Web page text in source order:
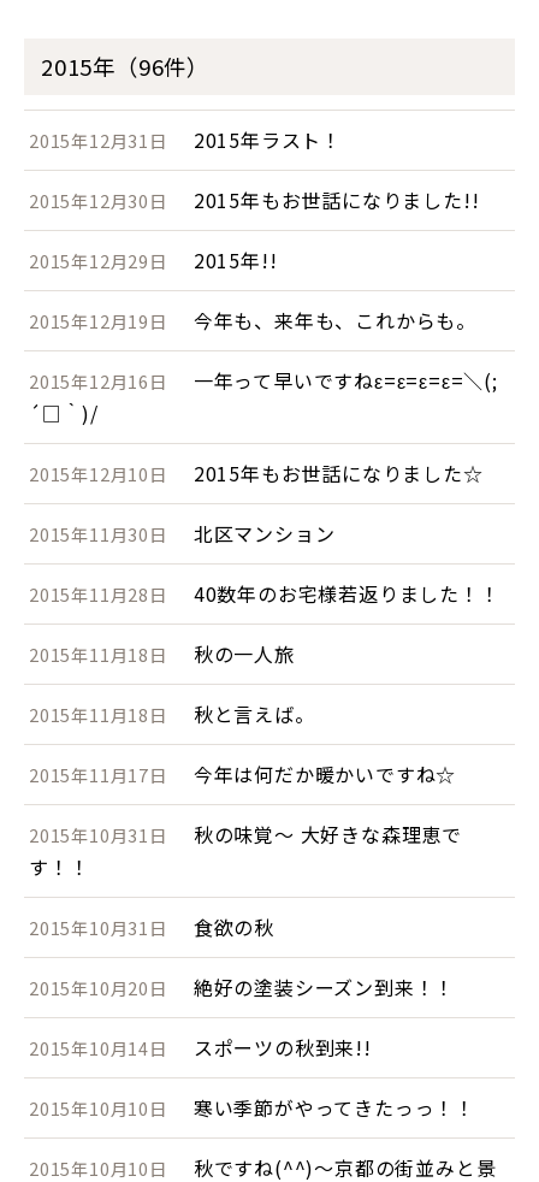
2015年（96件）
2015年12月31日 2015年ラスト！
2015年12月30日 2015年もお世話になりました!!
2015年12月29日 2015年!!
2015年12月19日 今年も、来年も、これからも。
2015年12月16日
一年って早いですねε=ε=ε=ε=＼(;
´□｀)/
2015年12月10日 2015年もお世話になりました☆
2015年11月30日 北区マンション
2015年11月28日 40数年のお宅様若返りました！！
2015年11月18日 秋の一人旅
2015年11月18日 秋と言えば。
2015年11月17日 今年は何だか暖かいですね☆
2015年10月31日
秋の味覚～ 大好きな森理恵で
す！！
2015年10月31日 食欲の秋
2015年10月20日 絶好の塗装シーズン到来！！
2015年10月14日 スポーツの秋到来!!
2015年10月10日 寒い季節がやってきたっっ！！
2015年10月10日 秋ですね(^^)～京都の街並みと景